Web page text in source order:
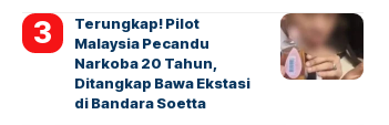
Terungkap! Pilot
Malaysia Pecandu
Narkoba 20 Tahun,
Ditangkap Bawa Ekstasi
di Bandara Soetta